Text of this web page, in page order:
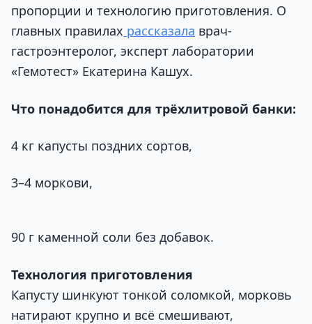
пропорции и технологию приготовления. О
главных правилах рассказала врач-
гастроэнтеролог, эксперт лаборатории
«Гемотест» Екатерина Кашух.
Что понадобится для трёхлитровой банки:
4 кг капусты поздних сортов,
3–4 моркови,
90 г каменной соли без добавок.
Технология приготовления
Капусту шинкуют тонкой соломкой, морковь
натирают крупно и всё смешивают,